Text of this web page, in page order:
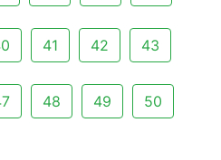
41 42 43
48 49 50